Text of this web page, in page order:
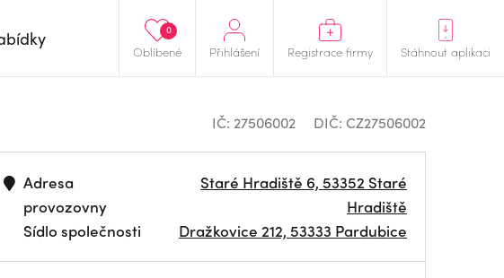
Oblíbené
0
Přihlášení Registrace firmy Stáhnout aplikaci
IČ: 27506002 DIČ: CZ27506002
Adresa
provozovny
Sídlo společnosti
Staré Hradiště 6, 53352 Staré
Hradiště
Dražkovice 212, 53333 Pardubice